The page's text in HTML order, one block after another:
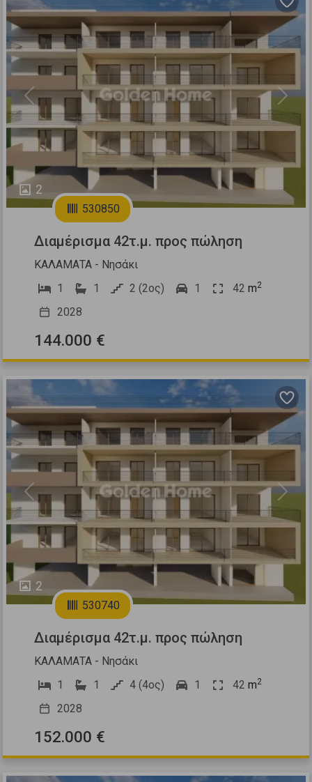
2
Previous Next
530850
Διαμέρισμα 42τ.μ. προς πώληση
ΚΑΛΑΜΑΤΑ - Νησάκι
1
1 2 (2ος) 1 42 m2
2028
144.000 €
2
Previous Next
530740
Διαμέρισμα 42τ.μ. προς πώληση
ΚΑΛΑΜΑΤΑ - Νησάκι
1
1 4 (4ος) 1 42 m2
2028
152.000 €